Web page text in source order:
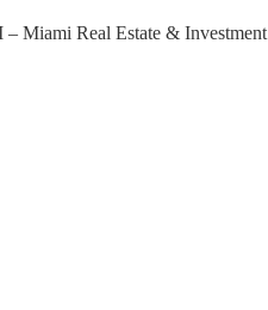
Miami Real Estate &